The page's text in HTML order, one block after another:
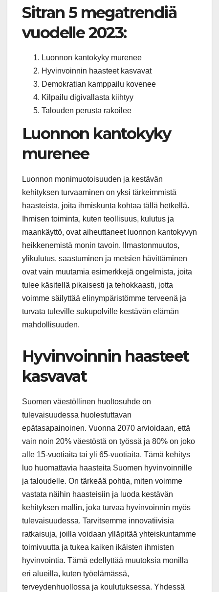
Sitran 5 megatrendiä
vuodelle 2023:
Luonnon kantokyky murenee
Hyvinvoinnin haasteet kasvavat
Demokratian kamppailu kovenee
Kilpailu digivallasta kiihtyy
Talouden perusta rakoilee
Luonnon kantokyky
murenee
Luonnon monimuotoisuuden ja kestävän
kehityksen turvaaminen on yksi tärkeimmistä
haasteista, joita ihmiskunta kohtaa tällä hetkellä.
Ihmisen toiminta, kuten teollisuus, kulutus ja
maankäyttö, ovat aiheuttaneet luonnon kantokyvyn
heikkenemistä monin tavoin. Ilmastonmuutos,
ylikulutus, saastuminen ja metsien hävittäminen
ovat vain muutamia esimerkkejä ongelmista, joita
tulee käsitellä pikaisesti ja tehokkaasti, jotta
voimme säilyttää elinympäristömme terveenä ja
turvata tuleville sukupolville kestävän elämän
mahdollisuuden.
Hyvinvoinnin haasteet
kasvavat
Suomen väestöllinen huoltosuhde on
tulevaisuudessa huolestuttavan
epätasapainoinen. Vuonna 2070 arvioidaan, että
vain noin 20% väestöstä on työssä ja 80% on joko
alle 15-vuotiaita tai yli 65-vuotiaita. Tämä kehitys
luo huomattavia haasteita Suomen hyvinvoinnille
ja taloudelle. On tärkeää pohtia, miten voimme
vastata näihin haasteisiin ja luoda kestävän
kehityksen mallin, joka turvaa hyvinvoinnin myös
tulevaisuudessa. Tarvitsemme innovatiivisia
ratkaisuja, joilla voidaan ylläpitää yhteiskuntamme
toimivuutta ja tukea kaiken ikäisten ihmisten
hyvinvointia. Tämä edellyttää muutoksia monilla
eri alueilla, kuten työelämässä,
terveydenhuollossa ja koulutuksessa. Yhdessä